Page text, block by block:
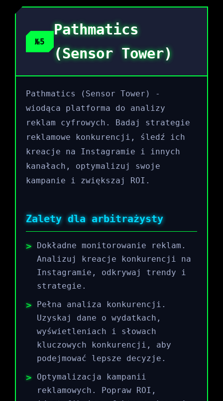
№5
Pathmatics
(Sensor Tower)
Pathmatics (Sensor Tower) -
wiodąca platforma do analizy
reklam cyfrowych. Badaj strategie
reklamowe konkurencji, śledź ich
kreacje na Instagramie i innych
kanałach, optymalizuj swoje
kampanie i zwiększaj ROI.
Zalety dla arbitrażysty
Dokładne monitorowanie reklam.
Analizuj kreacje konkurencji na
Instagramie, odkrywaj trendy i
strategie.
Pełna analiza konkurencji.
Uzyskaj dane o wydatkach,
wyświetleniach i słowach
kluczowych konkurencji, aby
podejmować lepsze decyzje.
Optymalizacja kampanii
reklamowych. Popraw ROI,